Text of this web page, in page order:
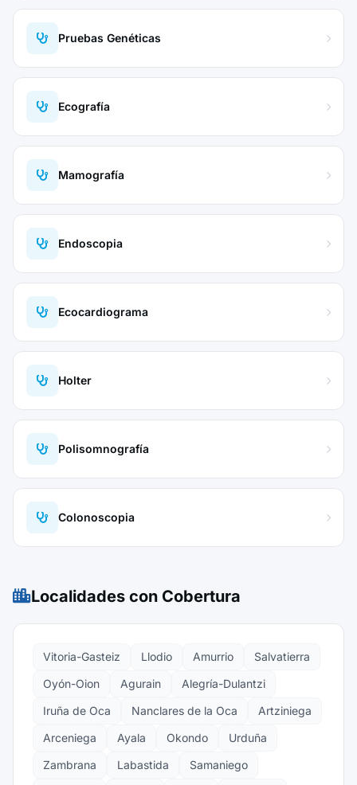
Pruebas Genéticas
Ecografía
Mamografía
Endoscopia
Ecocardiograma
Holter
Polisomnografía
Colonoscopia
Localidades con Cobertura
Vitoria-Gasteiz Llodio Amurrio
Salvatierra
Oyón-Oion
Agurain
Alegría-Dulantzi
Iruña de Oca
Nanclares de la Oca
Artziniega
Arceniega
Ayala Okondo
Urduña
Zambrana
Labastida Samaniego